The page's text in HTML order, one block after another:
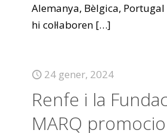
Alemanya, Bèlgica,
hi col·laboren […]
24 gener, 2024
Renfe i la
MARQ